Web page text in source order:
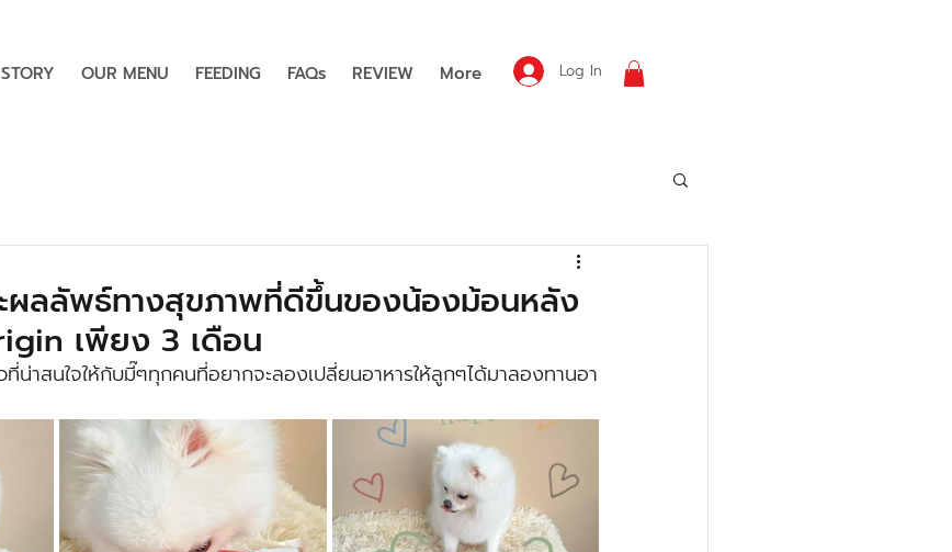
OUR MENU FEEDING FAQs REVIEW More Log In
ผลลัพธ์ทางสุขภาพที่ดีขึ้นของน้องม้อนหลัง
เพียง 3 เดือน
ที่น่าสนใจให้กับมี๊ๆทุกคนที่อยากจะลองเปลี่ยนอาหารให้ลูกๆได้มาลองทานอา